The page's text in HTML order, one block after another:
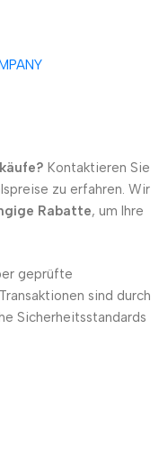
Kontaktieren Sie
zu erfahren. Wir
Rabatte, um Ihre
geprüfte
sind durch
Sicherheitsstandards